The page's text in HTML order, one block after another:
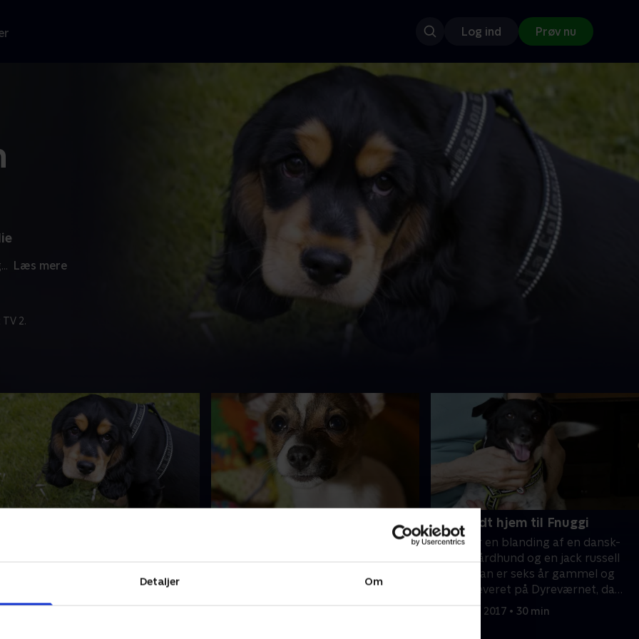
Detaljer Om
Log ind Prøv nu
... Læs mere
2.
og han har haft en utrolig
start på livet. Nina Amdi fra
da hendes ejer ikke kunne tage vare
8. Et godt hjem til Fnuggi
Fnuggi er en blanding af en dansk-
svensk gårdhund og en jack russell
terrier. Han er seks år gammel og
blev indleveret på Dyreværnet, da
hans familie fik barn og derfor ikke
9. oktober 2017 • 30 min